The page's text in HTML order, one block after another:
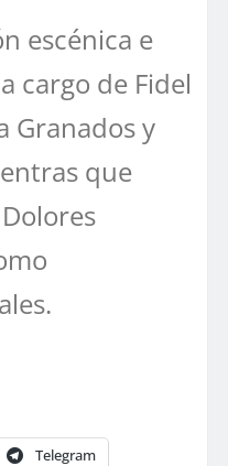
escénica e
cargo de Fidel
Granados y
que
Telegram